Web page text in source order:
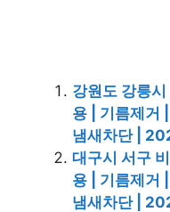
강원도 강릉
용 | 기름제거
냄새차단 |
대구시 서구
용 | 기름제거
냄새차단 |